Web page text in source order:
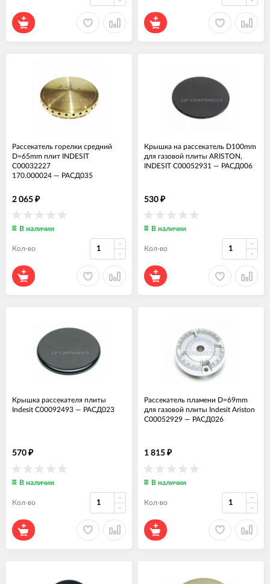
Рассекатель горелки средний
D=65mm плит INDESIT
C00032227
170.000024 — РАСД035
2 065 ₽
В наличии
Кол-во
Крышка на рассекатель D100mm
для газовой плиты ARISTON,
INDESIT C00052931 — РАСД006
530 ₽
В наличии
Кол-во
Крышка рассекателя плиты
Indesit C00092493 — РАСД023
570 ₽
В наличии
Кол-во
Рассекатель пламени D=69mm
для газовой плиты Indesit Ariston
C00052929 — РАСД026
1 815 ₽
В наличии
Кол-во